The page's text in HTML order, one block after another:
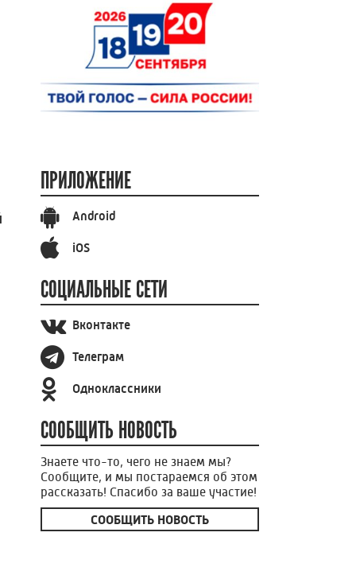
ПРИЛОЖЕНИЕ
Android
iOS
СОЦИАЛЬНЫЕ СЕТИ
Вконтакте
Телеграм
Одноклассники
СООБЩИТЬ НОВОСТЬ
Знаете что-то, чего не знаем мы?
Сообщите, и мы постараемся об этом
рассказать! Спасибо за ваше участие!
СООБЩИТЬ НОВОСТЬ